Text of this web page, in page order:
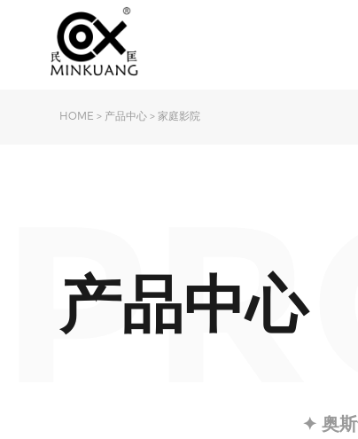
HOME > 产品中心 >家庭影院
产品中心
✦ 奥